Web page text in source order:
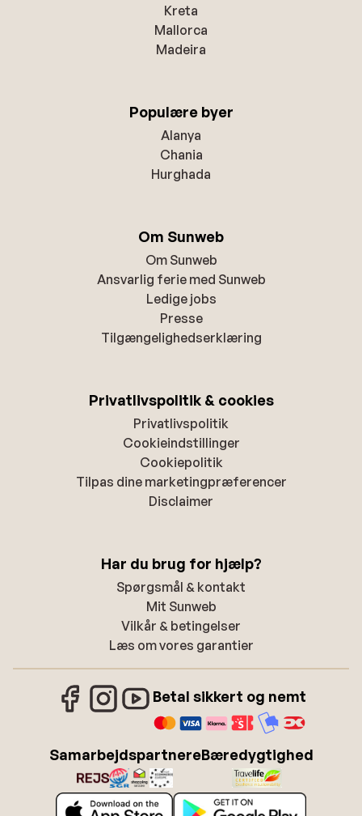
Kreta
Mallorca
Madeira
Populære byer
Alanya
Chania
Hurghada
Om Sunweb
Om Sunweb
Ansvarlig ferie med Sunweb
Ledige jobs
Presse
Tilgængelighedserklæring
Privatlivspolitik & cookies
Privatlivspolitik
Cookieindstillinger
Cookiepolitik
Tilpas dine marketingpræferencer
Disclaimer
Har du brug for hjælp?
Spørgsmål & kontakt
Mit Sunweb
Vilkår & betingelser
Læs om vores garantier
Betal sikkert og nemt
SamarbejdspartnereBæredygtighed